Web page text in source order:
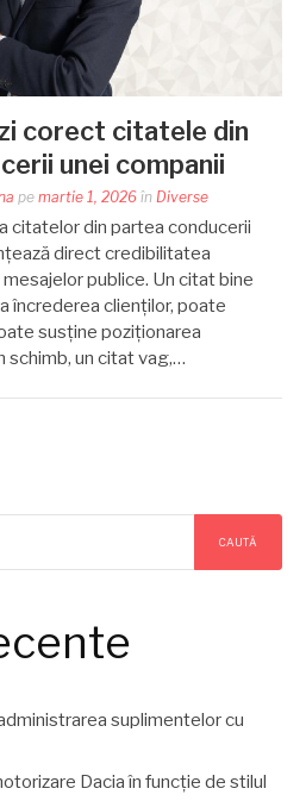
corect citatele din
unei companii
pe martie 1, 2026 în Diverse
citatelor din partea conducerii
direct credibilitatea
publice. Un citat bine
încrederea clienților, poate
susține poziționarea
schimb, un citat vag,…
CAUTĂ
suplimentelor cu
Dacia în funcție de stilul